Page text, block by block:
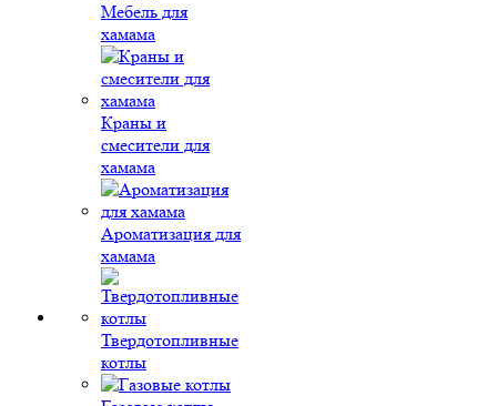
Мебель для
хамама
Краны и
смесители для
хамама
Ароматизация для
хамама
Твердотопливные
котлы